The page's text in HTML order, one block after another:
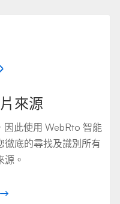
來源
此使用 WebRto 智能
徹底的尋找及識別所有
源。